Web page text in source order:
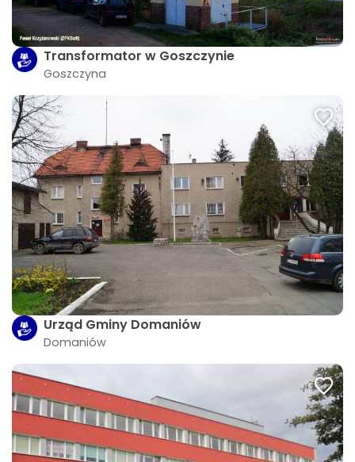
Transformator w Goszczynie
Goszczyna
Urząd Gminy Domaniów
Domaniów